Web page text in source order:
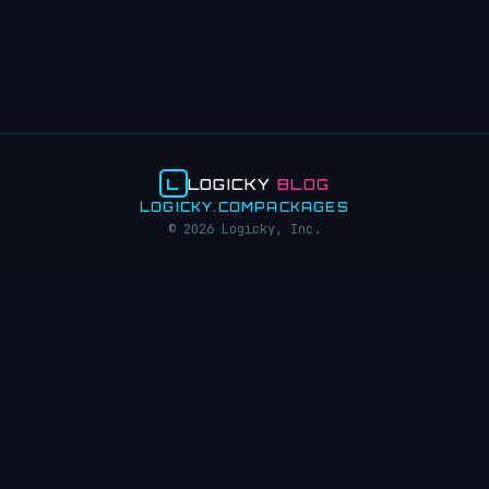
L LOGICKYBLOG
LOGICKY.COM PACKAGES
© 2026 Logicky, Inc.